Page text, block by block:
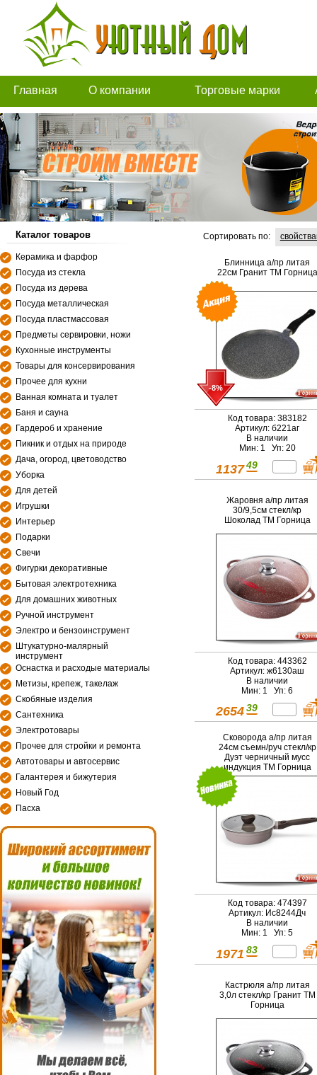
Главная О компании Торговые марки
Каталог товаров
Керамика и фарфор
Посуда из стекла
Посуда из дерева
Посуда металлическая
Посуда пластмассовая
Предметы сервировки, ножи
Кухонные инструменты
Товары для консервирования
Прочее для кухни
Ванная комната и туалет
Баня и сауна
Гардероб и хранение
Пикник и отдых на природе
Дача, огород, цветоводство
Уборка
Для детей
Игрушки
Интерьер
Подарки
Свечи
Фигурки декоративные
Бытовая электротехника
Для домашних животных
Ручной инструмент
Электро и бензоинструмент
Штукатурно-малярный
инструмент
Оснастка и расходые материалы
Метизы, крепеж, такелаж
Скобяные изделия
Сантехника
Электротовары
Прочее для стройки и ремонта
Автотовары и автосервис
Галантерея и бижутерия
Новый Год
Пасха
Сортировать по:
Блинница а/пр литая
22см Гранит ТМ Горница
-8%
Код товара: 383182
Артикул: б221аг
В наличии
Мин: 1 Уп: 20
1137 49
Жаровня а/пр литая
30/9,5см стекл/кр
Шоколад ТМ Горница
Код товара: 443362
Артикул: ж6130аш
В наличии
Мин: 1 Уп: 6
2654 39
Сковорода а/пр литая
24см съемн/руч стекл/кр
Дуэт черничный мусс
индукция ТМ Горница
Код товара: 474397
Артикул: Ис8244Дч
В наличии
Мин: 1 Уп: 5
1971 83
Кастрюля а/пр литая
3,0л стекл/кр Гранит ТМ
Горница